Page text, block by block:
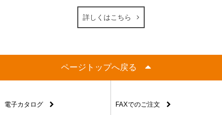
詳しくはこちら
ページトップへ戻る
電子カタログ FAXでのご注文